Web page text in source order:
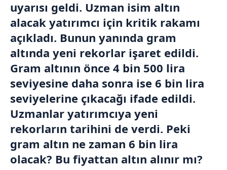
uyarısı geldi. Uzman isim altın
alacak yatırımcı için kritik rakamı
açıkladı. Bunun yanında gram
altında yeni rekorlar işaret edildi.
Gram altının önce 4 bin 500 lira
seviyesine daha sonra ise 6 bin lira
seviyelerine çıkacağı ifade edildi.
Uzmanlar yatırımcıya yeni
rekorların tarihini de verdi. Peki
gram altın ne zaman 6 bin lira
olacak? Bu fiyattan altın alınır mı?